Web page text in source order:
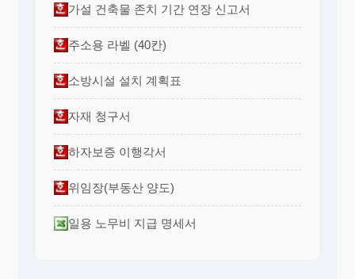
가설 건축물 존치 기간 연장 신고서
주소용 라벨 (40칸)
소방시설 설치 계획표
자재 청구서
하자보증 이행각서
위임장(부동산 양도)
일용 노무비 지급 명세서